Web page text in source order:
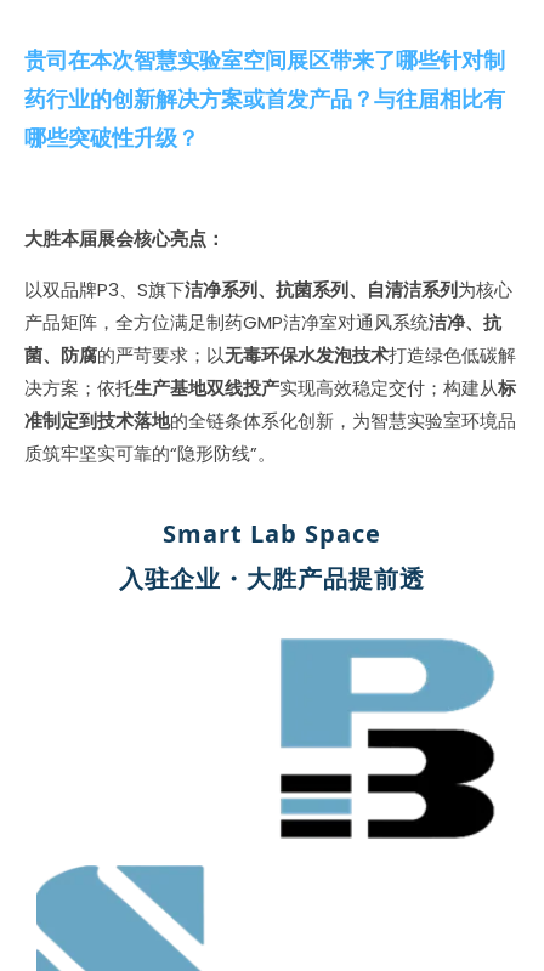
贵司在本次智慧实验室空间展区带来了哪些针对制
药行业的创新解决方案或首发产品？与往届相比有
哪些突破性升级？
大胜本届展会核心亮点：
以双品牌P3、S旗下洁净系列、抗菌系列、自清洁系列为核心
产品矩阵，全方位满足制药GMP洁净室对通风系统洁净、抗
菌、防腐的严苛要求；以无毒环保水发泡技术打造绿色低碳解
决方案；依托生产基地双线投产实现高效稳定交付；构建从标
准制定到技术落地的全链条体系化创新，为智慧实验室环境品
质筑牢坚实可靠的“隐形防线”。
Smart Lab Space
入驻企业・大胜产品提前透